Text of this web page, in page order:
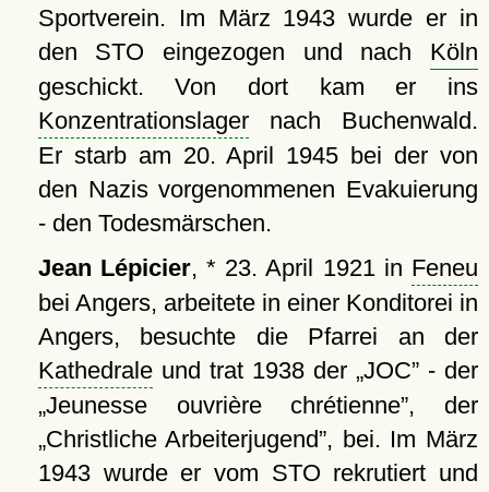
Sportverein. Im März 1943 wurde er in
den STO eingezogen und nach Köln
geschickt. Von dort kam er ins
Konzentrationslagernach Buchenwald.
Er starb am 20. April 1945 bei der von
den Nazis vorgenommenen Evakuierung
- den Todesmärschen.
Jean Lépicier, * 23. April 1921 in Feneu
bei Angers, arbeitete in einer Konditorei in
Angers, besuchte die Pfarrei an der
Kathedraleund trat 1938 der JOC - der
Jeunesse ouvrière chrétienne , der
Christliche Arbeiterjugend , bei. Im März
1943 wurde er vom STO rekrutiert und